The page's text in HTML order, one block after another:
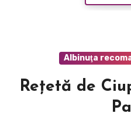
Albinuţa
Reţetă de